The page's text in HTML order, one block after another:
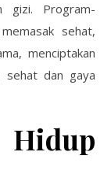
gizi. Program-
sehat,
menciptakan
sehat dan gaya